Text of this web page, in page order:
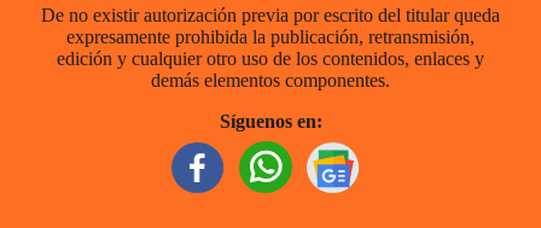
De no existir autorización previa por escrito del titular queda
expresamente prohibida la publicación, retransmisión,
edición y cualquier otro uso de los contenidos, enlaces y
demás elementos componentes.
Síguenos en: